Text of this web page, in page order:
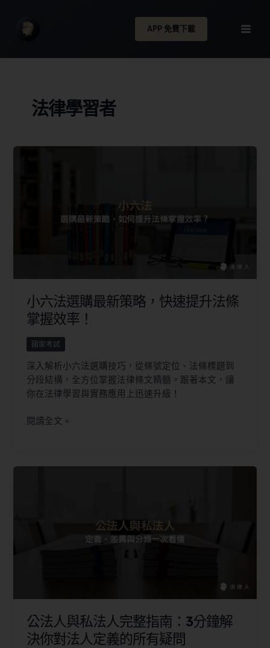
APP 免費下載
法律學習者
小六法選購最新策略，快速提升法條
掌握效率！
國家考試
深入解析小六法選購技巧，從條號定位、法條標題到
分段結構，全方位掌握法律條文精髓。跟著本文，讓
你在法律學習與實務應用上迅速升級！
閱讀全文 »
公法人與私法人完整指南：3分鐘解
決你對法人定義的所有疑問